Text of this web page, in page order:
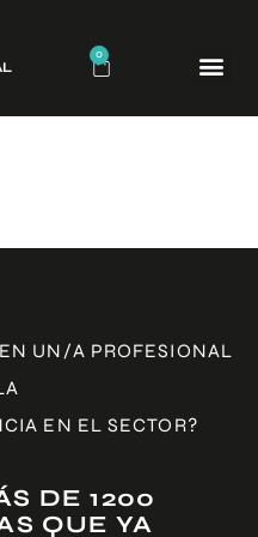
0
UN/A PROFESIONAL
EN EL SECTOR?
DE 1200
QUE YA